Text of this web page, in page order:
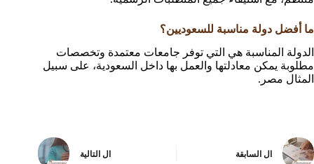
ما أفضل دولة مناسبة للسعوديين؟
الدولة المناسبة هي التي توفر جامعات معتمدة وتخصصات
مطلوبة يمكن معادلتها والعمل بها داخل السعودية، على سبيل
المثال مصر.
ال السابقة ال التالية